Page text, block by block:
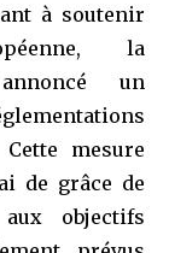
à soutenir
la
un
mesure
de grâce de
objectifs